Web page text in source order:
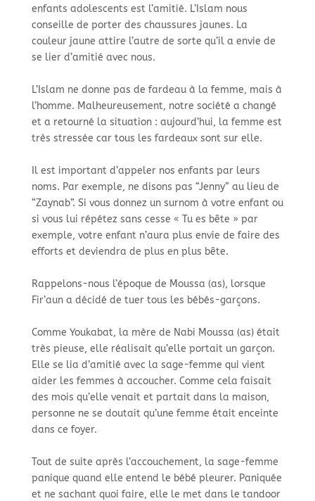
enfants adolescents est l’amitié. L’Islam nous
conseille de porter des chaussures jaunes. La
couleur jaune attire l’autre de sorte qu’il a envie de
se lier d’amitié avec nous.
L’Islam ne donne pas de fardeau à la femme, mais à
l’homme. Malheureusement, notre société a changé
et a retourné la situation : aujourd’hui, la femme est
très stressée car tous les fardeaux sont sur elle.
Il est important d’appeler nos enfants par leurs
noms. Par exemple, ne disons pas “Jenny” au lieu de
“Zaynab”. Si vous donnez un surnom à votre enfant ou
si vous lui répétez sans cesse « Tu es bête » par
exemple, votre enfant n’aura plus envie de faire des
efforts et deviendra de plus en plus bête.
Rappelons-nous l’époque de Moussa (as), lorsque
Fir’aun a décidé de tuer tous les bébés-garçons.
Comme Youkabat, la mère de Nabi Moussa (as) était
très pieuse, elle réalisait qu’elle portait un garçon.
Elle se lia d’amitié avec la sage-femme qui vient
aider les femmes à accoucher. Comme cela faisait
des mois qu’elle venait et partait dans la maison,
personne ne se doutait qu’une femme était enceinte
dans ce foyer.
Tout de suite après l’accouchement, la sage-femme
panique quand elle entend le bébé pleurer. Paniquée
et ne sachant quoi faire, elle le met dans le tandoor